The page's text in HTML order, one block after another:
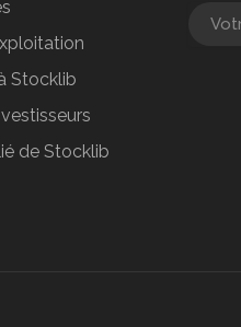
Stocklib
de Stocklib